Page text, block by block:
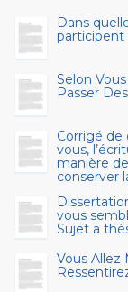
Dans
participent
Selon
Passer
Corrigé de
vous,
manière
conserver
vous
Sujet a
Vous Allez